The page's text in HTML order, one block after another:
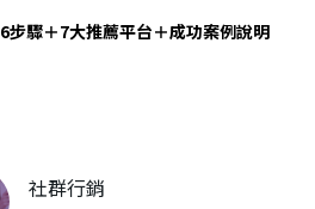
步驟＋7大推薦平台＋成功案例說明
社群行銷